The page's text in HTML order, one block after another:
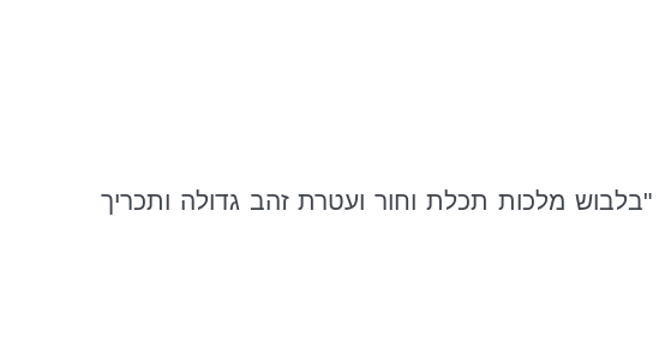
מלכות תכלת וחור ועטרת זהב גדולה ותכריך